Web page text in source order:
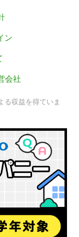
ン
会社
る収益を得ていま